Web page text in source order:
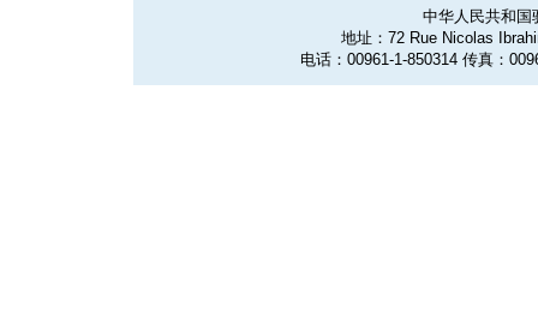
中华人民共和国
地址：72 Rue Nicolas
电话：00961-1-850314 传真：